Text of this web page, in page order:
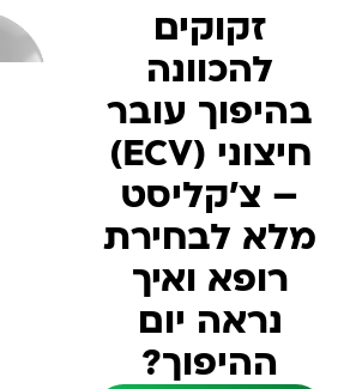
זקוקים
להכוונה
בהיפוך עובר
חיצוני (ECV)
– צ'קליסט
מלא לבחירת
רופא ואיך
נראה יום
ההיפוך?